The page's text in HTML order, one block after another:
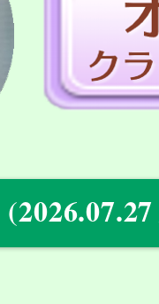
(2026.07.27